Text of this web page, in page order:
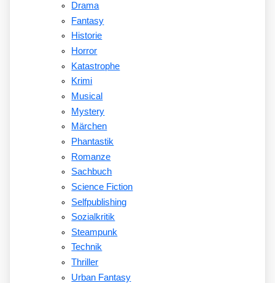
Drama
Fantasy
Historie
Horror
Katastrophe
Krimi
Musical
Mystery
Märchen
Phantastik
Romanze
Sachbuch
Science Fiction
Selfpublishing
Sozialkritik
Steampunk
Technik
Thriller
Urban Fantasy